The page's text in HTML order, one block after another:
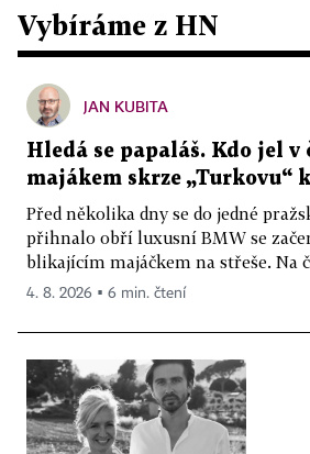
Vybíráme z HN
JAN KUBITA
Hledá se papaláš. Kdo jel v
majákem skrze „Turkovu“
Před několika dny se do jedné
přihnalo obří luxusní BMW se
blikajícím majáčkem na střeše. Na
4. 8. 2026 ▪ 6 min. čtení